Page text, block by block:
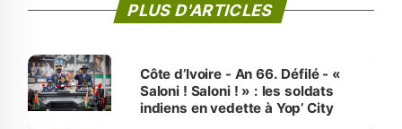
PLUS D'ARTICLES
Côte d’Ivoire - An 66. Défilé - «
Saloni ! Saloni ! » : les soldats
indiens en vedette à Yop’ City